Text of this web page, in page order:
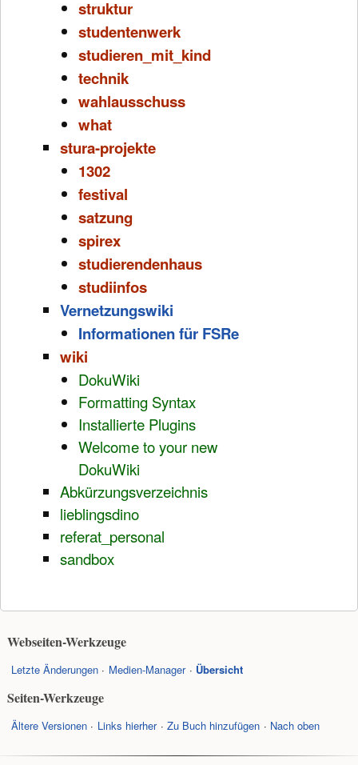
struktur
studentenwerk
studieren_mit_kind
technik
wahlausschuss
what
stura-projekte
1302
festival
satzung
spirex
studierendenhaus
studiinfos
Vernetzungswiki
Informationen für FSRe
wiki
DokuWiki
Formatting Syntax
Installierte Plugins
Welcome to your new
DokuWiki
Abkürzungsverzeichnis
lieblingsdino
referat_personal
sandbox
Webseiten-Werkzeuge
Letzte Änderungen Medien-Manager Übersicht
Seiten-Werkzeuge
Ältere Versionen Links hierher Zu Buch hinzufügen Nach oben